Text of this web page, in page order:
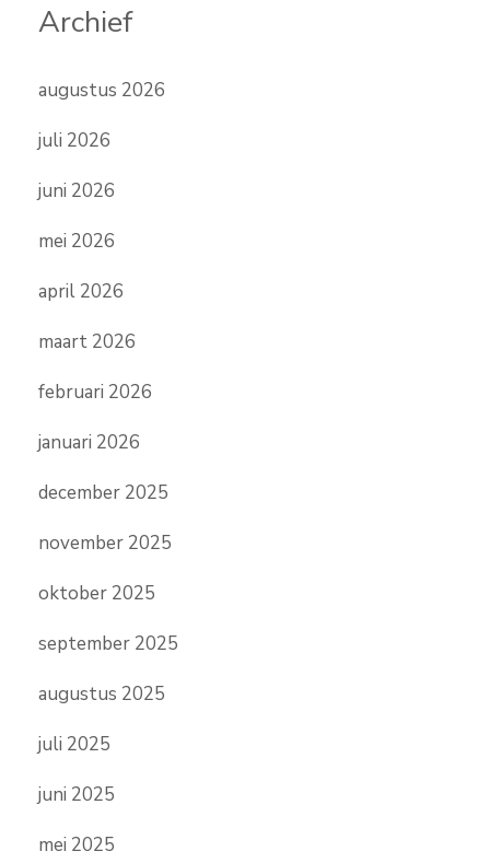
Archief
augustus 2026
juli 2026
juni 2026
mei 2026
april 2026
maart 2026
februari 2026
januari 2026
december 2025
november 2025
oktober 2025
september 2025
augustus 2025
juli 2025
juni 2025
mei 2025